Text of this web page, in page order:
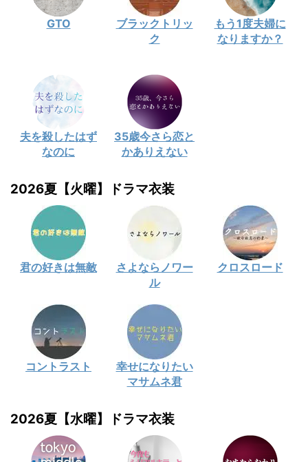
GTO
ブラックトリッ
ク
もう1度夫婦に
なりますか？
夫を殺したはず
なのに
35歳今さら恋と
かありえない
2026夏【火曜】ドラマ衣装
君の好きは無敵
さよならノワー
ル
クロスロード
コントラスト
幸せになりたい
マサムネ君
2026夏【水曜】ドラマ衣装